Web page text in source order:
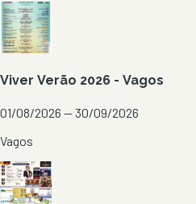
Viver Verão 2026 - Vagos
01/08/2026 — 30/09/2026
Vagos